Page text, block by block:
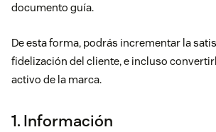
documento guía.
De esta forma, podrás incrementar la
fidelización del cliente, e incluso
activo de la marca.
1. Información